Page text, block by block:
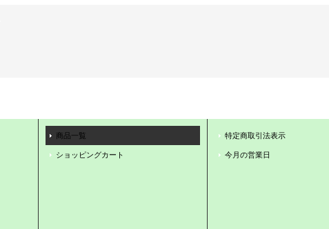
商品一覧
ショッピングカート
特定商取引法表示
今月の営業日